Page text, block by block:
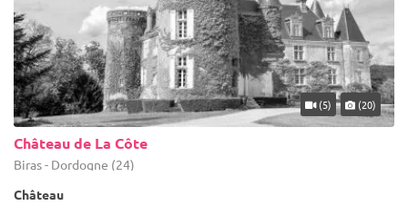
(5) (20)
Château de La Côte
Biras - Dordogne (24)
Château